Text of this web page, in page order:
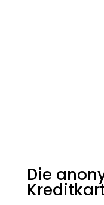
Die